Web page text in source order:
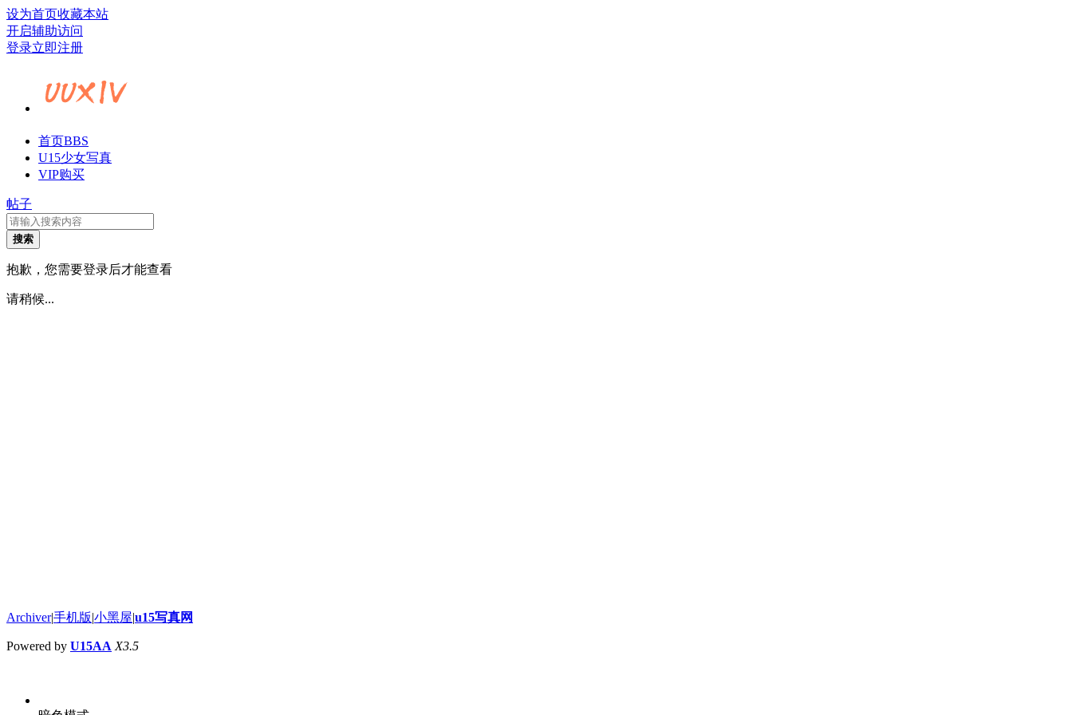
设为首页收藏本站
开启辅助访问
登录立即注册
首页BBS
U15少女写真
VIP购买
帖子
搜索
抱歉，您需要登录后才能查看
请稍候...
Archiver|手机版|小黑屋|u15写真网
Powered by U15AA X3.5